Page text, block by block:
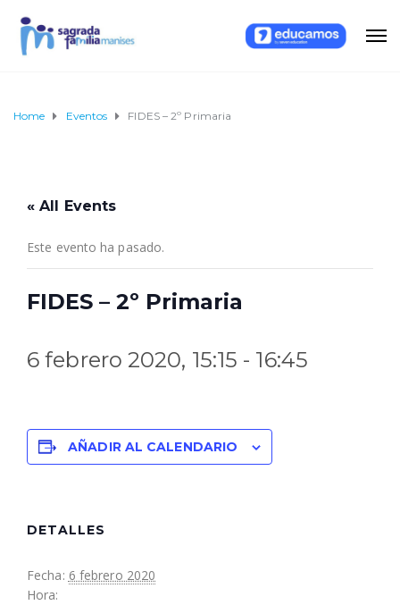
Home Eventos FIDES – 2º Primaria
« All Events
Este evento ha pasado.
FIDES – 2º Primaria
6 febrero 2020, 15:15 - 16:45
AÑADIR AL CALENDARIO
DETALLES
Fecha: 6 febrero 2020
Hora: